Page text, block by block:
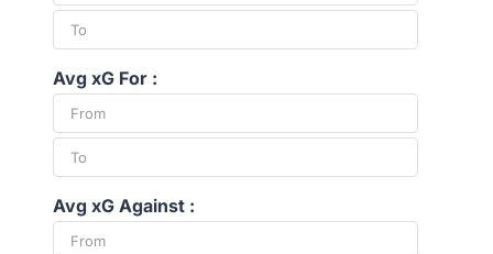
Avg xG For :
Avg xG Against :